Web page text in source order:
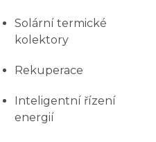
Solární termické
kolektory
Rekuperace
Inteligentní řízení
energií